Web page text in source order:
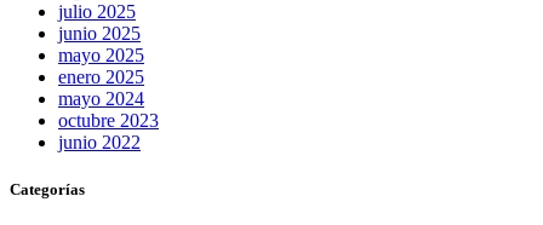
julio 2025
junio 2025
mayo 2025
enero 2025
mayo 2024
octubre 2023
junio 2022
Categorías